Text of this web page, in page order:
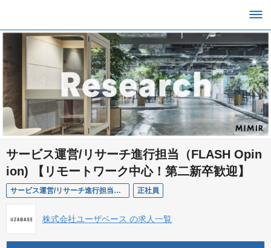
サービス運営/リサーチ進行担当（FLASH Opin
ion) 【リモートワーク中心！第二新卒歓迎】
サービス運営/リサーチ進行担当（FLASH Opinion) 正社員
株式会社ユーザベース の求人一覧